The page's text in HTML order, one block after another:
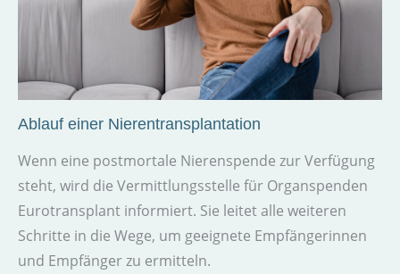
Ablauf einer Nierentransplantation
Wenn eine post­mortale Nieren­spende zur Verfügung
steht, wird die Vermittlungs­stelle für Organspenden
Euro­transplant informiert. Sie leitet alle weiteren
Schritte in die Wege, um geeignete Empfänger­innen
und Empfänger zu ermitteln.